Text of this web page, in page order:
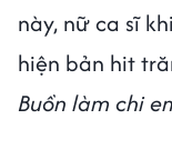
này, nữ ca sĩ
hiện bản hit
Buồn làm chi